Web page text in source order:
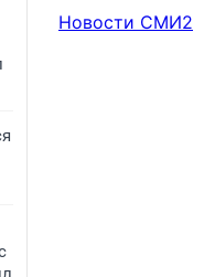
Новости СМИ2